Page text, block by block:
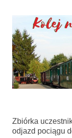
Zbiórka
odjazd pociągu